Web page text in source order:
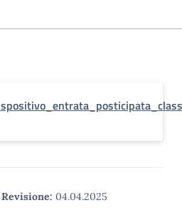
Revisione: 04.04.2025